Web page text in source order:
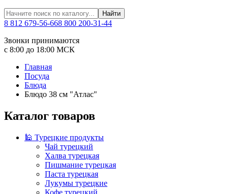
Найти
8 812 679-56-668 800 200-31-44
Звонки принимаются
с 8:00 до 18:00 МСК
Главная
Посуда
Блюда
Блюдо 38 см "Атлас"
Каталог товаров
🕌 Турецкие продукты
Чай турецкий
Халва турецкая
Пишмание турецкая
Паста турецкая
Лукумы турецкие
Кофе турецкий